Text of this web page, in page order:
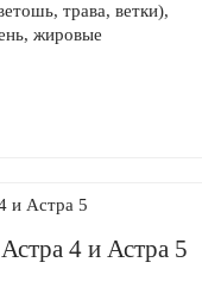
трава, ветки),
жировые
4 и Астра 5